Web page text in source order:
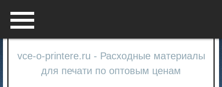
vce-o-printere.ru - Расходные материалы
для печати по оптовым ценам